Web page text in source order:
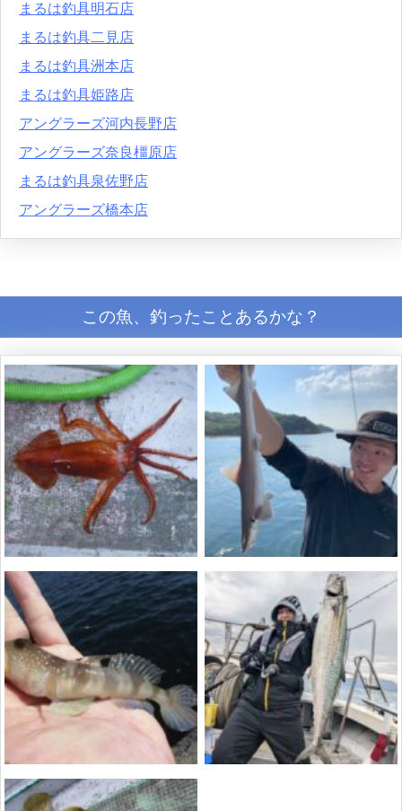
まるは釣具明石店
まるは釣具二見店
まるは釣具洲本店
まるは釣具姫路店
アングラーズ河内長野店
アングラーズ奈良橿原店
まるは釣具泉佐野店
アングラーズ橋本店
この魚、釣ったことあるかな？